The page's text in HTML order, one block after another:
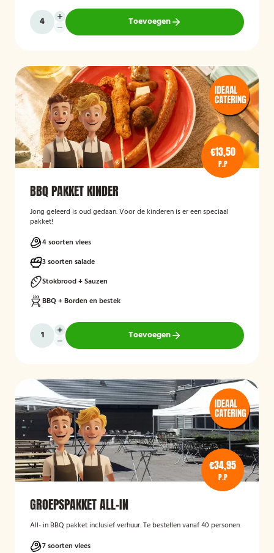
Toevoegen
€13,50
P.P
BBQ PAKKET KINDER
Jong geleerd is oud gedaan. Voor de kinderen is er een speciaal
pakket!
4 soorten vlees
3 soorten salade
Stokbrood + Sauzen
BBQ + Borden en bestek
Toevoegen
€34,95
P.P
GROEPSPAKKET ALL-IN
All- in BBQ pakket inclusief verhuur. Te bestellen vanaf 40 personen.
7 soorten vlees